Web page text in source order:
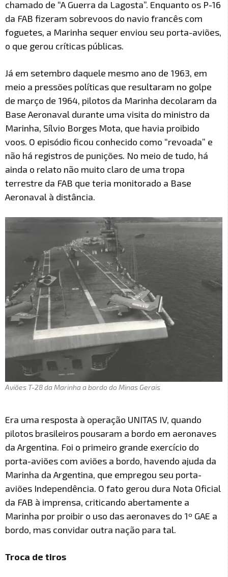
chamado de “A Guerra da Lagosta”. Enquanto os P-16
da FAB fizeram sobrevoos do navio francês com
foguetes, a Marinha sequer enviou seu porta-aviões,
o que gerou críticas públicas.
Já em setembro daquele mesmo ano de 1963, em
meio a pressões políticas que resultaram no golpe
de março de 1964, pilotos da Marinha decolaram da
Base Aeronaval durante uma visita do ministro da
Marinha, Sílvio Borges Mota, que havia proibido
voos. O episódio ficou conhecido como “revoada” e
não há registros de punições. No meio de tudo, há
ainda o relato não muito claro de uma tropa
terrestre da FAB que teria monitorado a Base
Aeronaval à distância.
Aviões T-28 da Marinha a bordo do Minas Gerais
Era uma resposta à operação UNITAS IV, quando
pilotos brasileiros pousaram a bordo em aeronaves
da Argentina. Foi o primeiro grande exercício do
porta-aviões com aviões a bordo, havendo ajuda da
Marinha da Argentina, que empregou seu porta-
aviões Independência. O fato gerou dura Nota Oficial
da FAB à imprensa, criticando abertamente a
Marinha por proibir o uso das aeronaves do 1º GAE a
bordo, mas convidar outra nação para tal.
Troca de tiros